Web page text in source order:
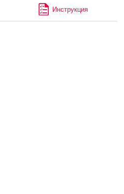
Инструкция